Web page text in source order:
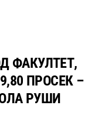
ФАКУЛТЕТ,
ПРОСЕК –
РУШИ